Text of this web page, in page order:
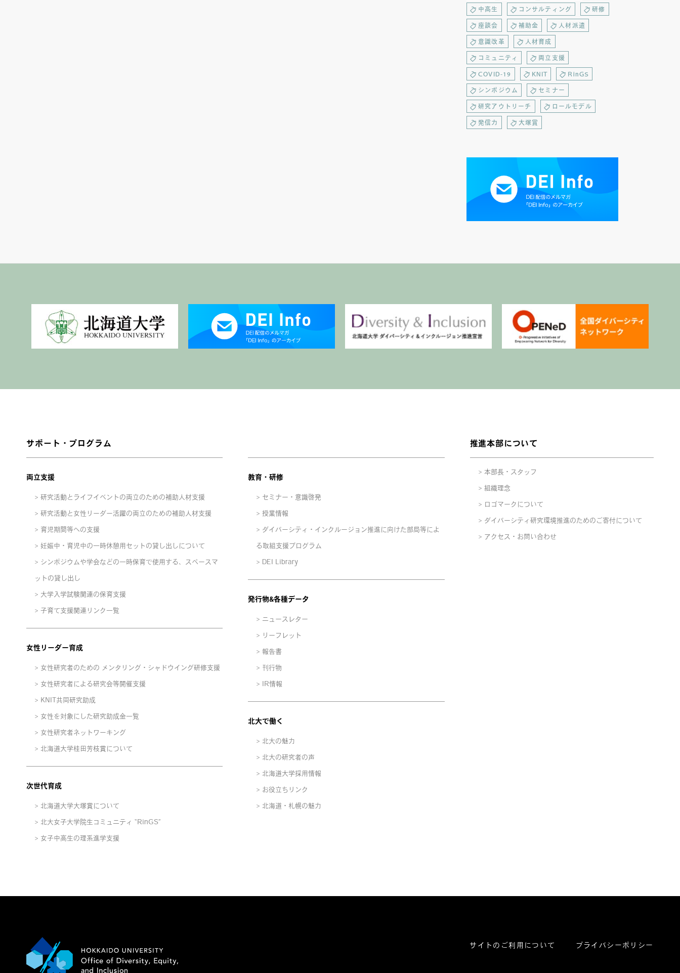
中高生 コンサルティング 研修
座談会 補助金 人材派遣
意識改革 人材育成
コミュニティ 両立支援
COVID-19 KNIT RinGS
シンポジウム セミナー
研究アウトリーチ ロールモデル
発信力 大塚賞
サポート・プログラム
両立支援
研究活動とライフイベントの両立のための補助人材支援
研究活動と女性リーダー活躍の両立のための補助人材支援
育児期間等への支援
妊娠中・育児中の一時休憩用セットの貸し出しについて
シンポジウムや学会などの一時保育で使用する、スペースマ
ットの貸し出し
大学入学試験関連の保育支援
子育て支援関連リンク一覧
女性リーダー育成
女性研究者のための メンタリング・シャドウイング研修支援
女性研究者による研究会等開催支援
KNIT共同研究助成
女性を対象にした研究助成金一覧
女性研究者ネットワーキング
北海道大学桂田芳枝賞について
次世代育成
北海道大学大塚賞について
北大女子大学院生コミュニティ “RinGS”
女子中高生の理系進学支援
教育・研修
セミナー・意識啓発
授業情報
ダイバーシティ・インクルージョン推進に向けた部局等によ
る取組支援プログラム
DEI Library
発行物&各種データ
ニュースレター
リーフレット
報告書
刊行物
IR情報
北大で働く
北大の魅力
北大の研究者の声
北海道大学採用情報
お役立ちリンク
北海道・札幌の魅力
推進本部について
本部長・スタッフ
組織理念
ロゴマークについて
ダイバーシティ研究環境推進のためのご寄付について
アクセス・お問い合わせ
サイトのご利用について プライバシーポリシー